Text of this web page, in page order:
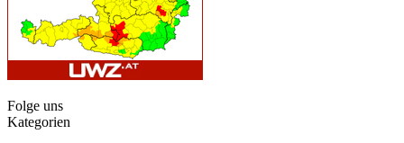
Folge uns
Kategorien